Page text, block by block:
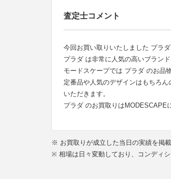
査定士コメント
今回お買い取りいたしました プラ
プラダ は非常に人気の高いブラン
モードスケープでは プラダ のお品
定番品や人気のデザインはもちろ
いただきます。
プラダ のお買取りはMODESCAPE
※ お買取りが成立した当日の実績を掲載
※ 相場は日々変動しており、コンディ